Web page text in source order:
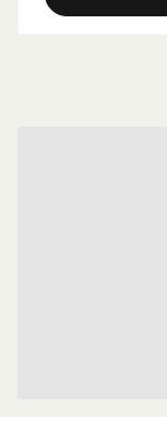
problemloser